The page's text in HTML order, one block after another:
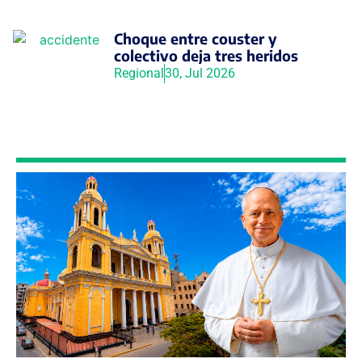
Choque entre couster y
colectivo deja tres heridos
Regional30, Jul 2026